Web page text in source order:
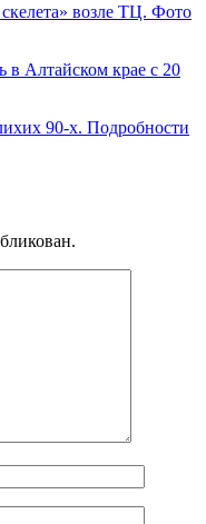
возле ТЦ. Фото
в Алтайском крае с 20
90-х. Подробности